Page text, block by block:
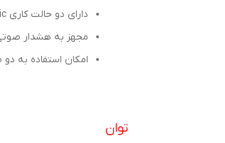
دارای دو حالت کاری Automatic و Bypass
مجهز به هشدار صوتی
امکان استفاده به
توان